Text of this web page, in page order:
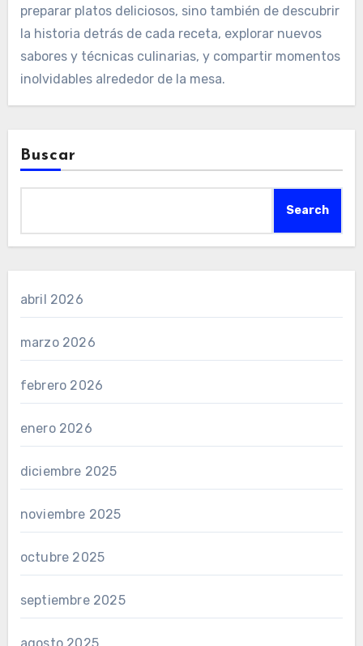
preparar platos deliciosos, sino también de descubrir
la historia detrás de cada receta, explorar nuevos
sabores y técnicas culinarias, y compartir momentos
inolvidables alrededor de la mesa.
Buscar
Search
abril 2026
marzo 2026
febrero 2026
enero 2026
diciembre 2025
noviembre 2025
octubre 2025
septiembre 2025